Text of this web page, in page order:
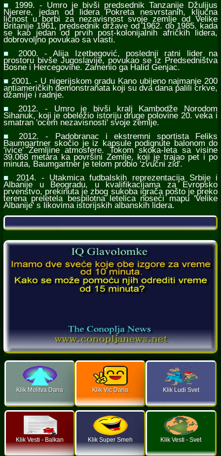
■
1999. - Umro je bivši predsednik Tanzanije Džulijus
Njerere, jedan od lidera Pokreta nesvrstanih, ključna
ličnost u borbi za nezavisnost svoje zemlje od Velike
Britanije 1961, predsednik države od 1962. do 1985. kada
se kao jedan od prvih post-kolonijalnih afričkih lidera,
dobrovoljno povukao sa vlasti.
■
2000. - Alija Izetbegović, poslednji ratni lider na
prostoru bivše Jugoslavije, povukao se iz Predsedništva
Bosne i Hercegovine. Zamenio ga Halid Genjac.
■ 2001. - U nigerijskom gradu Kano ubijeno najmanje 200
antiameričkih demonstranata koji su dva dana palili crkve,
džamije i radnje.
■
2012. - Umro je bivši kralj Kambodže Norodom
Sihanuk, koji je obeležio istoriju druge polovine 20. veka i
smatran 'ocem nezavisnosti' svoje zemlje.
■
2012. - Padobranac i ekstremni sportista Feliks
Baumgartner skočio je iz kapsule podignute balonom do
'ivice' Zemljine atmosfere. Tokom skoka-leta sa visine
39.068 metara ka površini Zemlje, koji je trajao pet i po
minuta, Baumgartner je telom probio 'zvučni zid'.
■
2014. - Utakmica fudbalskih reprezentacija Srbije i
Albanije u Beogradu, u kvalifikacijama za Evropsko
prvenstvo, prekinuta je zbog sukoba igrača pošto je preko
terena preletela bespilotna letelica noseći mapu 'Velike
Albanije' s likovima istorijskih albanskih lidera.
Klik Molitva Dana Klik Vic Dana Klik Ludi Svet
Klik Vesti - Balkan Klik Super Smeh Klik Vesti - Svet